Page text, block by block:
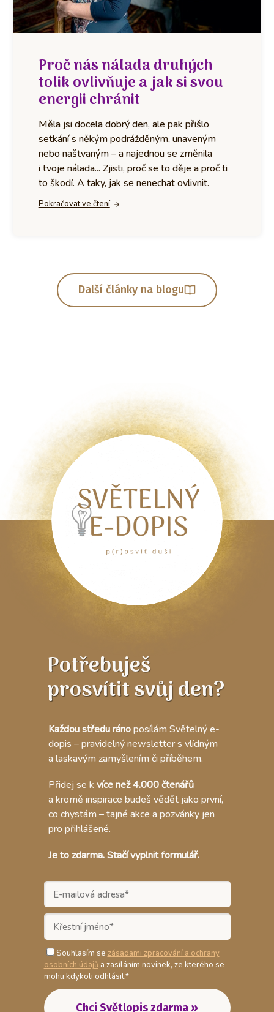
Proč nás nálada druhých
tolik ovlivňuje a jak si svou
energii chránit
Měla jsi docela dobrý den, ale pak přišlo
setkání s někým podrážděným, unaveným
nebo naštvaným – a najednou se změnila
i tvoje nálada... Zjisti, proč se to děje a proč ti
to škodí. A taky, jak se nenechat ovlivnit.
Pokračovat ve čtení
Další články na blogu
Potřebuješ
prosvítit svůj den?
Každou středu ránoposílám Světelný e-
dopis – pravidelný newsletter s vlídným
a laskavým zamyšlením či příběhem.
Přidej se k více než 4.000 čtenářů
a kromě inspirace budeš vědět jako první,
co chystám – tajné akce a pozvánky jen
pro přihlášené.
Je to zdarma. Stačí vyplnit formulář.
Souhlasím se zásadami zpracování a ochrany
osobních údajůa zasíláním novinek, ze kterého se
mohu kdykoli odhlásit.*
Chci Světlopis zdarma »